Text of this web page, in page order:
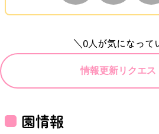
＼ 0人が気になって
情報更新リクエス
園情報